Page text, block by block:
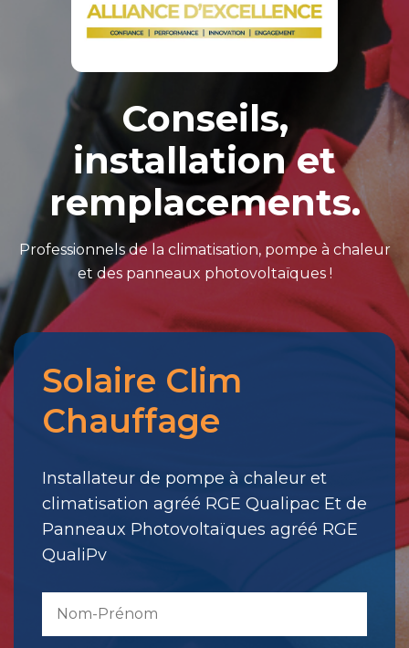
Conseils,
installation et
remplacements.
Professionnels de la climatisation, pompe à chaleur
et des panneaux photovoltaïques !
Merci
pour
votre
Il
a
été
envoyé.
Solaire Clim
Chauffage
Installateur de pompe à chaleur et
climatisation agréé RGE Qualipac Et de
Panneaux Photovoltaïques agréé RGE
QualiPv